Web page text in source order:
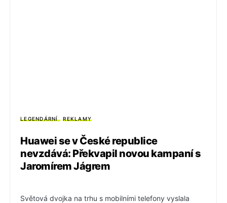
LEGENDÁRNÍ REKLAMY
Huawei se v České republice
nevzdává: Překvapil novou kampaní s
Jaromírem Jágrem
Světová dvojka na trhu s mobilními telefony vyslala